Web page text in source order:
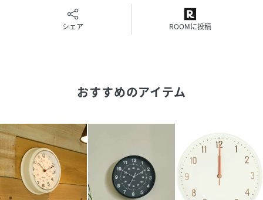
3：当製品を掛ける
＜電池について＞
◆電池に直接ハンダ付けしないでください。
◆寿命のきれた電池はすぐに電池ホルダーから外してくださ
い。
◆ショート、分解、加熱、火にいれるなどしないでくださ
い。
シェア ROOMに投稿
おすすめのアイテム